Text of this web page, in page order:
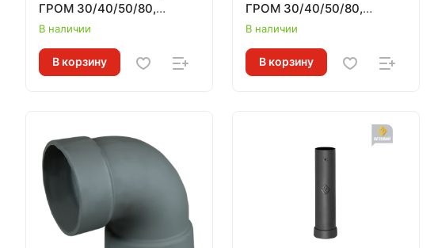
ГРОМ 30/40/50/80,
комплект ПРЕЗИДЕНТ,
В наличии
В корзину
ГРОМ 30/40/50/80,
комплект УРАГАН,
В наличии
В корзину